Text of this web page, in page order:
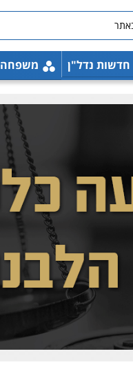
חדשות נדל"ן משפחה